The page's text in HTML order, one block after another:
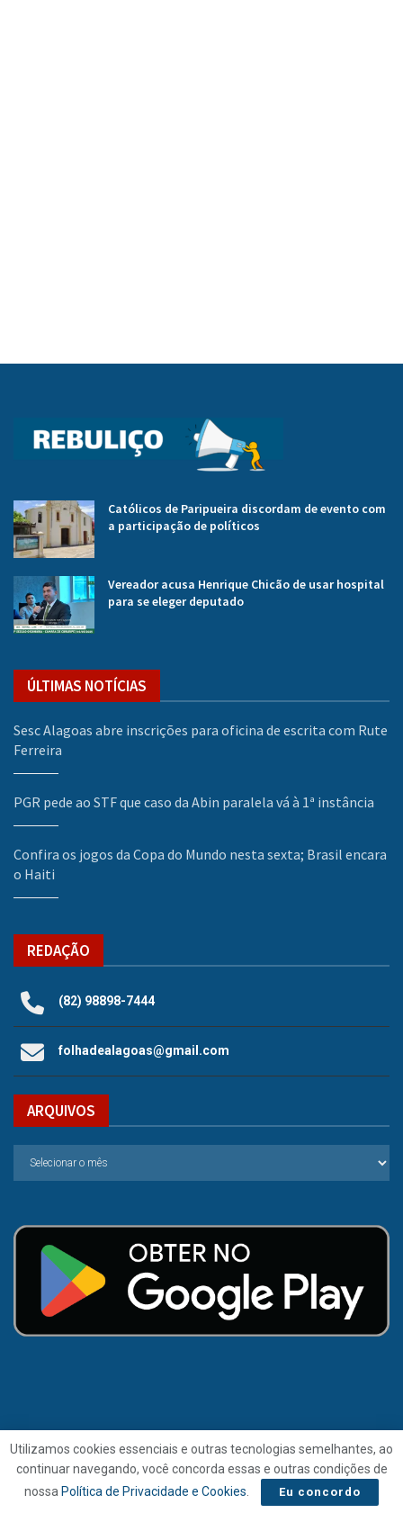
Católicos de Paripueira discordam de evento com
a participação de políticos
Vereador acusa Henrique Chicão de usar hospital
para se eleger deputado
ÚLTIMAS NOTÍCIAS
Sesc Alagoas abre inscrições para oficina de escrita com Rute
Ferreira
PGR pede ao STF que caso da Abin paralela vá à 1ª instância
Confira os jogos da Copa do Mundo nesta sexta; Brasil encara
o Haiti
REDAÇÃO
(82) 98898-7444
folhadealagoas@gmail.com
ARQUIVOS
Utilizamos cookies essenciais e outras tecnologias semelhantes, ao
continuar navegando, você concorda essas e outras condições de
nossa Política de Privacidade e Cookies Eu concordo